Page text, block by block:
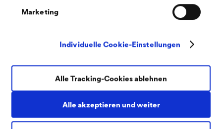
Marketing
Individuelle Cookie-Einstellungen
Alle akzeptieren und weiter
Alle Tracking-Cookies ablehnen
PDF | 284,2 kB
®
SilicoDecor 1,2 (DE)